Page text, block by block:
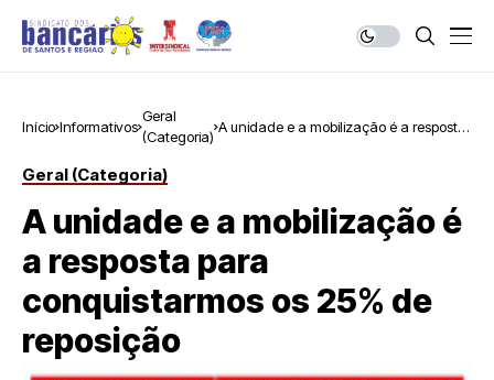
Início Informativos
Geral
(Categoria)
A unidade e a mobilização é a resposta
Geral (Categoria)
A unidade e a mobilização é
a resposta para
conquistarmos os 25% de
reposição